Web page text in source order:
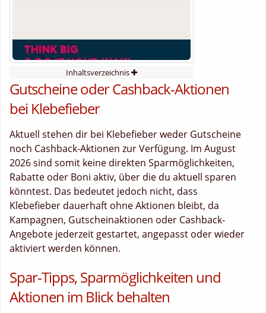
Inhaltsverzeichnis
Gutscheine oder Cashback-Aktionen
bei Klebefieber
Aktuell stehen dir bei Klebefieber weder Gutscheine
noch Cashback-Aktionen zur Verfügung. Im August
2026 sind somit keine direkten Sparmöglichkeiten,
Rabatte oder Boni aktiv, über die du aktuell sparen
könntest. Das bedeutet jedoch nicht, dass
Klebefieber dauerhaft ohne Aktionen bleibt, da
Kampagnen, Gutscheinaktionen oder Cashback-
Angebote jederzeit gestartet, angepasst oder wieder
aktiviert werden können.
Spar-Tipps, Sparmöglichkeiten und
Aktionen im Blick behalten